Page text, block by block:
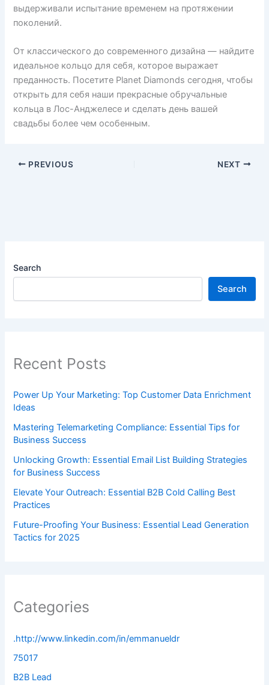
выдерживали испытание временем на протяжении
поколений.
От классического до современного дизайна — найдите
идеальное кольцо для себя, которое выражает
преданность. Посетите Planet Diamonds сегодня, чтобы
открыть для себя наши прекрасные обручальные
кольца в Лос-Анджелесе и сделать день вашей
свадьбы более чем особенным.
PREVIOUS NEXT
Search
Search
Recent Posts
Power Up Your Marketing: Top Customer Data Enrichment
Ideas
Mastering Telemarketing Compliance: Essential Tips for
Business Success
Unlocking Growth: Essential Email List Building Strategies
for Business Success
Elevate Your Outreach: Essential B2B Cold Calling Best
Practices
Future-Proofing Your Business: Essential Lead Generation
Tactics for 2025
Categories
.http://www.linkedin.com/in/emmanueldr
75017
B2B Lead